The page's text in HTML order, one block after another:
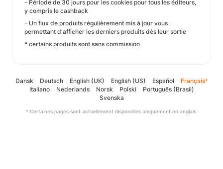
- Période de 30 jours pour les cookies pour tous les éditeurs,
y compris le cashback
- Un flux de produits régulièrement mis à jour vous
permettant d'afficher les derniers produits dès leur sortie
* certains produits sont sans commission
Dansk Deutsch English (UK) English (US) Español Français*
Italiano Nederlands Norsk Polski
Português (Brasil)
Svenska
* Certaines pages sont actuellement disponibles uniquement en anglais.